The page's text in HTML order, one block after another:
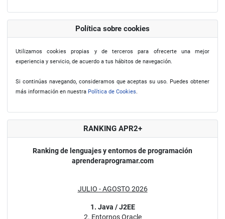
Política sobre cookies
Utilizamos cookies propias y de terceros para ofrecerte una mejor
experiencia y servicio, de acuerdo a tus hábitos de navegación.
Si continúas navegando, consideramos que aceptas su uso. Puedes obtener
más información en nuestra Política de Cookies.
RANKING APR2+
Ranking de lenguajes y entornos de programación
aprenderaprogramar.com
JULIO - AGOSTO 2026
1. Java / J2EE
2. Entornos Oracle